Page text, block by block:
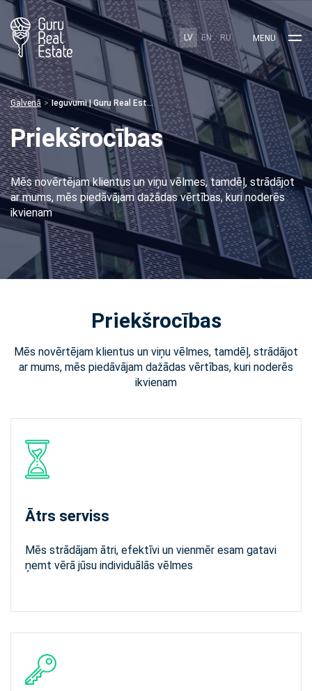
LV EN RU MENU
Galvenā Ieguvumi | Guru Real Estate
Priekšrocības
Mēs novērtējam klientus un viņu vēlmes, tamdēļ, strādājot
ar mums, mēs piedāvājam dažādas vērtības, kuri noderēs
ikvienam
Priekšrocības
Mēs novērtējam klientus un viņu vēlmes, tamdēļ, strādājot
ar mums, mēs piedāvājam dažādas vērtības, kuri noderēs
ikvienam
Ātrs serviss
Mēs strādājam ātri, efektīvi un vienmēr esam gatavi
ņemt vērā jūsu individuālās vēlmes